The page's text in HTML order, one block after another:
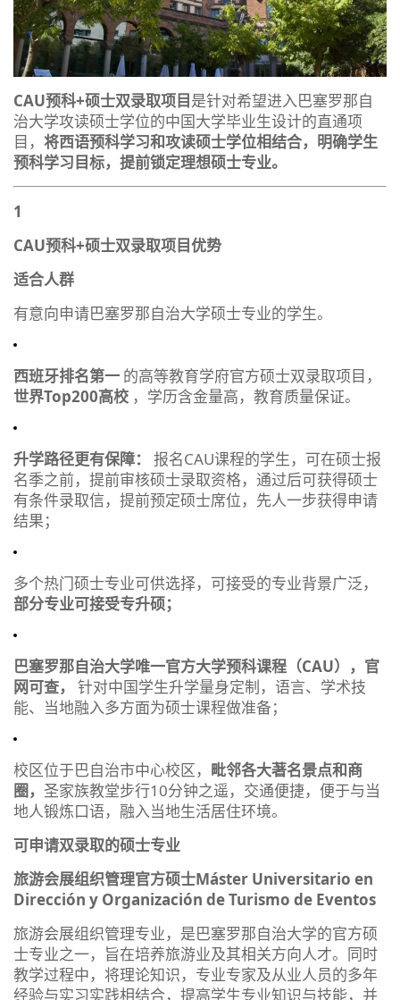
CAU预科+硕士双录取项目是针对希望进入巴塞罗那自
治大学攻读硕士学位的中国大学毕业生设计的直通项
目， 将西语预科学习和攻读硕士学位相结合，明确学生
预科学习目标，提前锁定理想硕士专业。
1
CAU预科+硕士双录取项目优势
适合人群
有意向申请巴塞罗那自治大学硕士专业的学生。
西班牙排名第一 的高等教育学府官方硕士双录取项目，
世界Top200高校 ，学历含金量高，教育质量保证。
升学路径更有保障：
报名CAU课程的学生，可在硕士报
名季之前，提前审核硕士录取资格，通过后可获得硕士
有条件录取信，提前预定硕士席位，先人一步获得申请
结果；
多个热门硕士专业可供选择，可接受的专业背景广泛，
部分专业可接受专升硕；
巴塞罗那自治大学唯一官方大学预科课程（CAU），官
网可查，
针对中国学生升学量身定制，语言、学术技
能、当地融入多方面为硕士课程做准备；
校区位于巴自治市中心校区， 毗邻各大著名景点和商
圈， 圣家族教堂步行10分钟之遥，交通便捷，便于与当
地人锻炼口语，融入当地生活居住环境。
可申请双录取的硕士专业
旅游会展组织管理官方硕士Máster Universitario en
Dirección y Organización de Turismo de Eventos
旅游会展组织管理专业，是巴塞罗那自治大学的官方硕
士专业之一，旨在培养旅游业及其相关方向人才。同时
教学过程中，将理论知识，专业专家及从业人员的多年
经验与实习实践相结合，提高学生专业知识与技能，并